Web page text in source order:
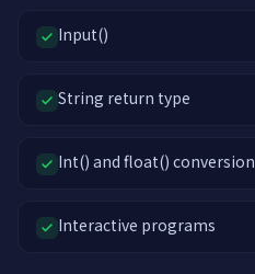
Input()
String return type
Int() and float() conversion
Interactive programs